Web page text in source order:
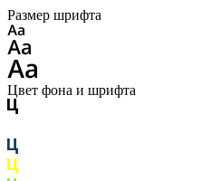
Размер шрифта
Цвет фона и шрифта